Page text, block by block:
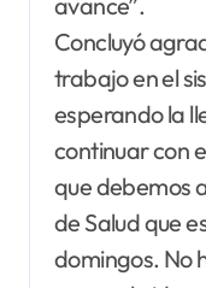
Concluyó
trabajo en el
esperando la
continuar con
que debemos
de Salud que
domingos. No